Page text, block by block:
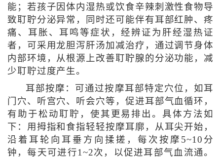
能；若孩子因体内湿热或饮食辛辣刺激性食物导
致耵聍分泌异常，同时还可能伴有耳部红肿、疼
痛、耳胀、耳鸣等症状，经辨证为肝经湿热证
者，可采用龙胆泻肝汤加减治疗，通过调节身体
内部环境，从根源上改善耵聍腺的分泌功能，减
少耵聍过度产生。
耳部按摩：可通过按摩耳部特定穴位，如耳
门穴、听宫穴、听会穴等，促进耳部气血循环，
有助于松动耵聍，使其更易排出。具体方法如
下：用拇指和食指轻轻按摩耳廓，从耳尖开始，
沿着耳轮向耳垂方向揉搓，每次按摩5~10分
钟，每天可进行1~2次，以促进耳部气血流通。